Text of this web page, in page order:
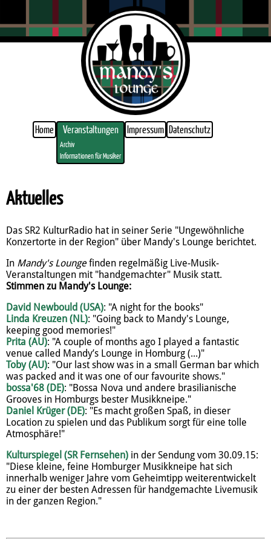
Home Veranstaltungen
Archiv
Informationen für Musiker
Impressum Datenschutz
Aktuelles
Das SR2 KulturRadio hat in seiner Serie "Ungewöhnliche
Konzertorte in der Region" über Mandy's Lounge berichtet.
In Mandy's Loungefinden regelmäßig Live-Musik-
Veranstaltungen mit "handgemachter" Musik statt.
Stimmen zu Mandy's Lounge:
David Newbould (USA): "A night for the books"
Linda Kreuzen (NL): "Going back to Mandy's Lounge,
keeping good memories!"
Prita (AU): "A couple of months ago I played a fantastic
venue called Mandy’s Lounge in Homburg (...)"
Toby (AU): "Our last show was in a small German bar which
was packed and it was one of our favourite shows."
bossa'68 (DE): "Bossa Nova und andere brasilianische
Grooves in Homburgs bester Musikkneipe."
Daniel Krüger (DE): "Es macht großen Spaß, in dieser
Location zu spielen und das Publikum sorgt für eine tolle
Atmosphäre!"
Kulturspiegel (SR Fernsehen) in der Sendung vom 30.09.15:
"Diese kleine, feine Homburger Musikkneipe hat sich
innerhalb weniger Jahre vom Geheimtipp weiterentwickelt
zu einer der besten Adressen für handgemachte Livemusik
in der ganzen Region."